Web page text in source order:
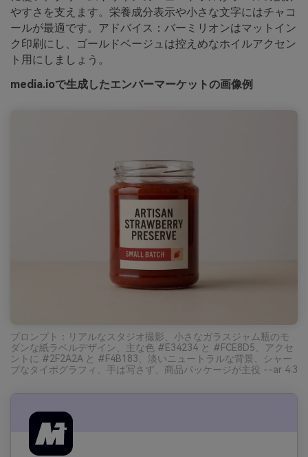
やすさを支えます。栄養成分表示や小さな文字にはチャコ
ールが最適です。アドバイス：バーミリオンはマットイン
ク印刷にし、ゴールドベージュは控えめなホイルアクセン
ト用にしましょう。
media.ioで生成したエンバーマーケットの画像例
プロンプト：リアルなスタジオ撮影、小さなガラスジャム瓶のモ
ダンな紙ラベルデザイン、主な色 #E34234 と #FCE8D5、アクセ
ントに #2F2A2A と #F4B183、淡いニュートラルな背景、シャー
プなタイポグラフィ、手は写さず、商品パッケージが主役 --ar 4:3